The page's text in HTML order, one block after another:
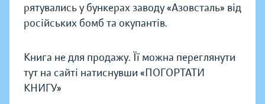
рятувались у бункерах заводу «Азовсталь» від
російських бомб та окупантів.
Книга не для продажу. Її можна переглянути
тут на сайті натиснувши «ПОГОРТАТИ
КНИГУ»